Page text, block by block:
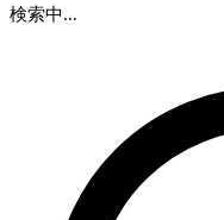
検索中...